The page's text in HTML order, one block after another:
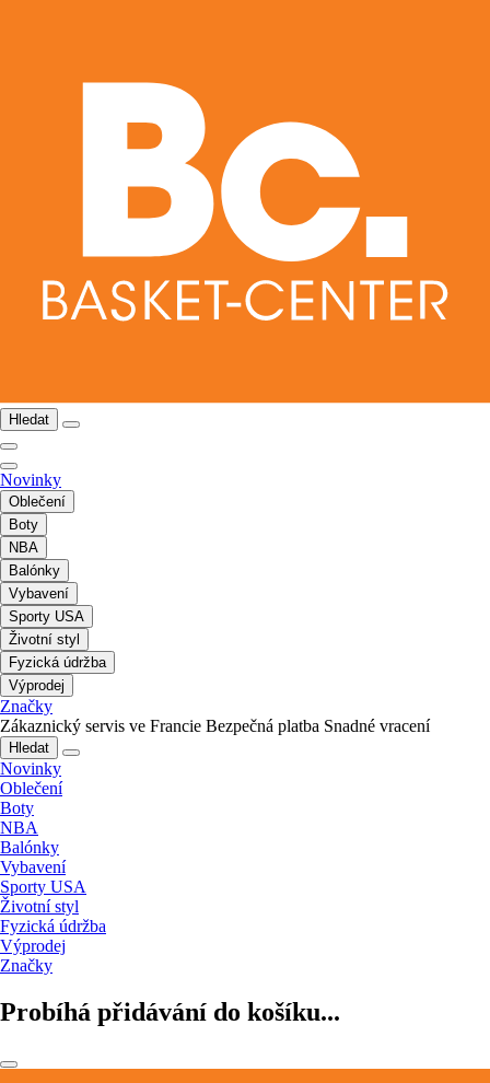
Hledat
Novinky
Oblečení
Boty
NBA
Balónky
Vybavení
Sporty USA
Životní styl
Fyzická údržba
Výprodej
Značky
Zákaznický servis ve Francie Bezpečná platba Snadné vracení
Hledat
Novinky
Oblečení
Boty
NBA
Balónky
Vybavení
Sporty USA
Životní styl
Fyzická údržba
Výprodej
Značky
Probíhá přidávání do košíku...